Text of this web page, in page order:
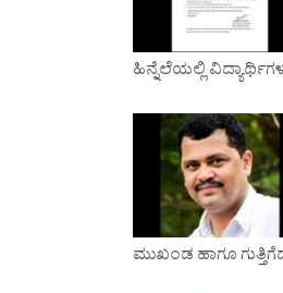
ಹಿನ್ನೆಲೆಯಲ್ಲಿ
ಮುಖಂಡ ಹಾಗೂ